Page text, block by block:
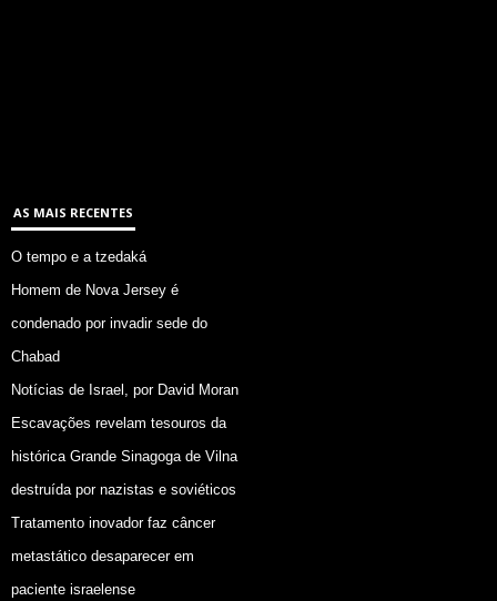
AS MAIS RECENTES
O tempo e a tzedaká
Homem de Nova Jersey é
condenado por invadir sede do
Chabad
Notícias de Israel, por David Moran
Escavações revelam tesouros da
histórica Grande Sinagoga de Vilna
destruída por nazistas e soviéticos
Tratamento inovador faz câncer
metastático desaparecer em
paciente israelense